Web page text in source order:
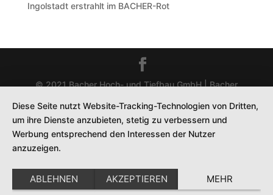
Ingolstadt erstrahlt im BACHER-Rot
© 2021 Bacher Hoch- und Tiefbau GmbH | Bacher
Services
Impressum|Datenschutz
Diese Seite nutzt Website-Tracking-Technologien von Dritten,
um ihre Dienste anzubieten, stetig zu verbessern und
Werbung entsprechend den Interessen der Nutzer
anzuzeigen.
ABLEHNEN AKZEPTIEREN MEHR